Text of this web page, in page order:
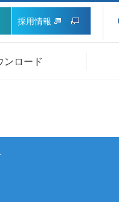
採用情報
ンロード